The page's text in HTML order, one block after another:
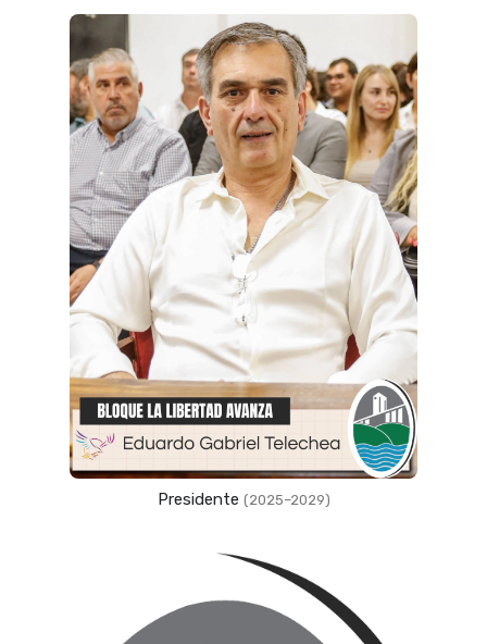
Presidente (2025–2029)